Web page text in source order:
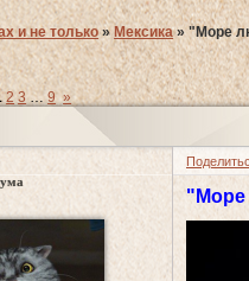
и не только »Мексика »"Море
2 3 … 9 »
"Море